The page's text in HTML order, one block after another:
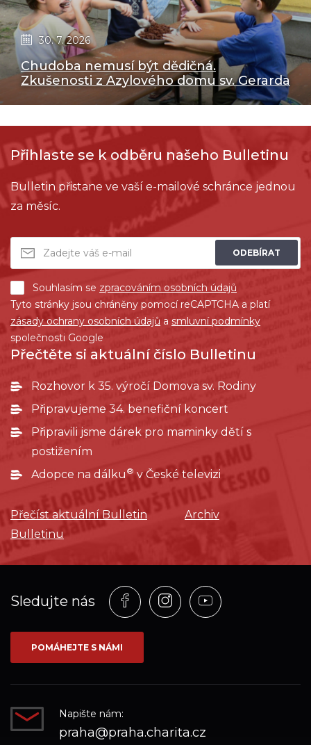
30. 7. 2026
Chudoba nemusí být dědičná.
Zkušenosti z Azylového domu sv. Gerarda
Přihlaste se k odběru našeho Bulletinu
Bulletin přistane ve vaší e-mailové schránce jednou
za měsíc.
ODEBÍRAT
Souhlasím se zpracováním osobních údajů
Tyto stránky jsou chráněny pomocí reCAPTCHA a platí
zásady ochrany osobních údajů a smluvní podmínky
společnosti Google
Přečtěte si aktuální číslo Bulletinu
Rozhovor k 35. výročí Domova sv. Rodiny
Připravujeme 34. benefiční koncert
Připravili jsme dárek pro maminky dětí s
postižením
Adopce na dálku ®v České televizi
Přečíst aktuální Bulletin
Archiv
Bulletinu
Sledujte nás
Profil
na
síti_Facebook
Profil
na
Profil
na
POMÁHEJTE S NÁMI
Napište nám:
praha@praha.charita.cz